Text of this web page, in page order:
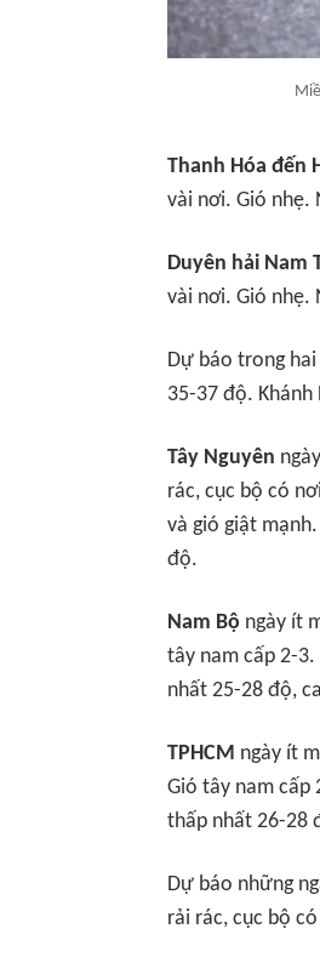
Thanh Hóa đến
vài nơi. Gió nhẹ.
Duyên hải Nam
vài nơi. Gió nhẹ.
Dự báo trong hai
35-37 độ. Khánh
Tây Nguyên
rác, cục bộ có
và gió giật
độ.
Nam Bộ ngày ít
tây nam cấp 2-
nhất 25-28 độ,
TPHCM ngày ít
Gió tây nam cấp
thấp nhất 26-28
Dự báo những
rải rác, cục bộ